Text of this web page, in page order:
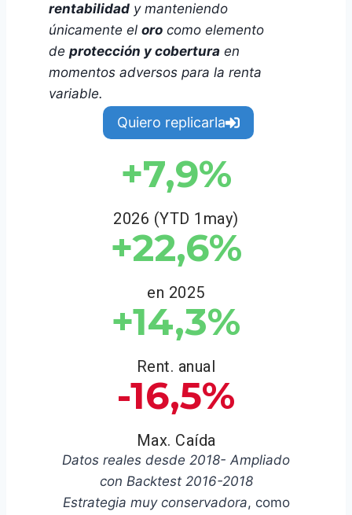
rentabilidad y manteniendo
únicamente el oro como elemento
de protección y cobertura en
momentos adversos para la renta
variable.
Quiero replicarla
+7,9%
2026 (YTD 1may)
+22,6%
en 2025
+14,3%
Rent. anual
-16,5%
Max. Caída
Datos reales desde 2018- Ampliado
con Backtest 2016-2018
Estrategia muy conservadora, como